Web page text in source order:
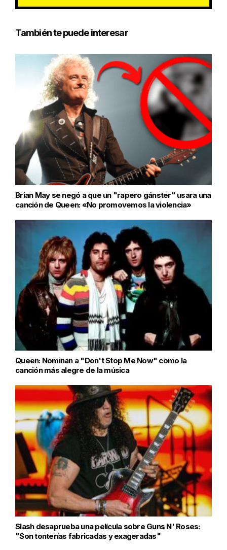
También te puede interesar
Brian May se negó a que un "rapero gánster" usara una
canción de Queen: «No promovemos la violencia»
Queen: Nominan a "Don't Stop Me Now" como la
canción más alegre de la música
Slash desaprueba una película sobre Guns N' Roses:
"Son tonterías fabricadas y exageradas"